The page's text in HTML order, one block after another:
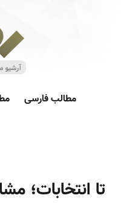
مطالب فارسی
تا انتخابات؛